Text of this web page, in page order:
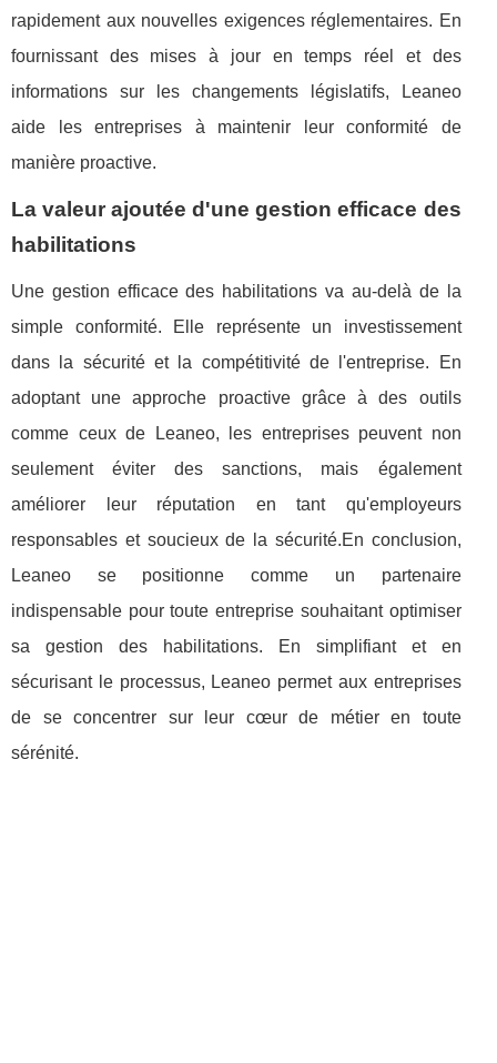
rapidement aux nouvelles exigences réglementaires. En
fournissant des mises à jour en temps réel et des
informations sur les changements législatifs, Leaneo
aide les entreprises à maintenir leur conformité de
manière proactive.
La valeur ajoutée d'une gestion efficace des
habilitations
Une gestion efficace des habilitations va au-delà de la
simple conformité. Elle représente un investissement
dans la sécurité et la compétitivité de l'entreprise. En
adoptant une approche proactive grâce à des outils
comme ceux de Leaneo, les entreprises peuvent non
seulement éviter des sanctions, mais également
améliorer leur réputation en tant qu'employeurs
responsables et soucieux de la sécurité.En conclusion,
Leaneo se positionne comme un partenaire
indispensable pour toute entreprise souhaitant optimiser
sa gestion des habilitations. En simplifiant et en
sécurisant le processus, Leaneo permet aux entreprises
de se concentrer sur leur cœur de métier en toute
sérénité.